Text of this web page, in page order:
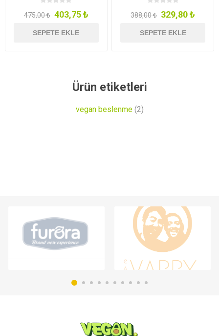
475,00 ₺ 403,75 ₺
SEPETE EKLE
388,00 ₺ 329,80 ₺
SEPETE EKLE
Ürün etiketleri
vegan beslenme (2)